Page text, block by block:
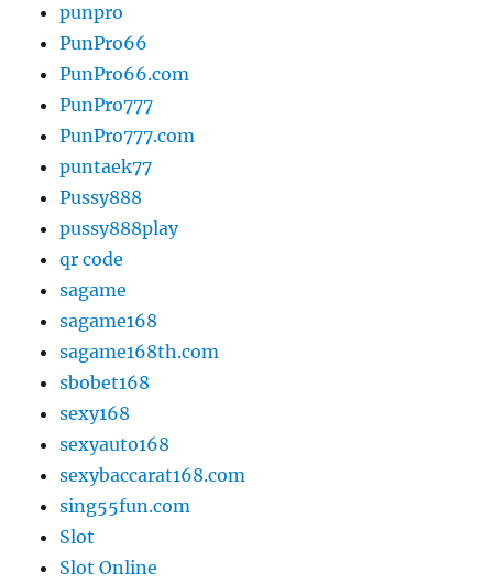
punpro
PunPro66
PunPro66.com
PunPro777
PunPro777.com
puntaek77
Pussy888
pussy888play
qr code
sagame
sagame168
sagame168th.com
sbobet168
sexy168
sexyauto168
sexybaccarat168.com
sing55fun.com
Slot
Slot Online